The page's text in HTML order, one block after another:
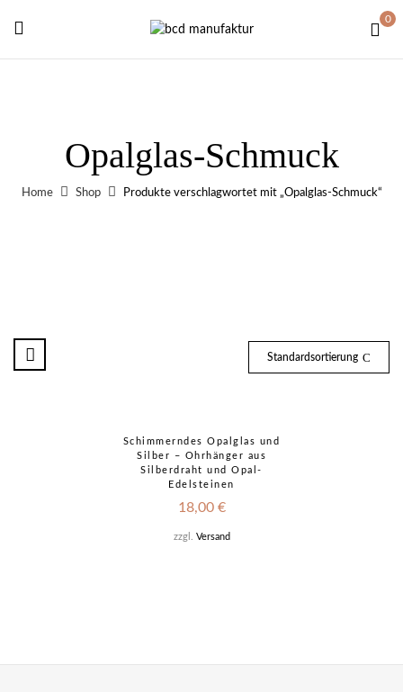
0
Opalglas-Schmuck
Home Shop Produkte verschlagwortet mit „Opalglas-Schmuck“
Standardsortierung
Schimmerndes Opalglas und
Silber – Ohrhänger aus
Silberdraht und Opal-
Edelsteinen
18,00 €
zzgl. Versand